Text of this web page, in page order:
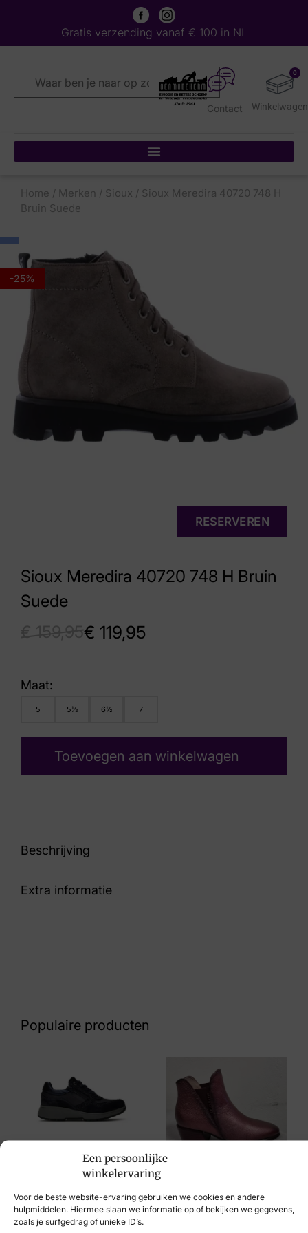
Een persoonlijke
winkelervaring
Voor de beste website-ervaring gebruiken we cookies en andere
hulpmiddelen. Hiermee slaan we informatie op of bekijken we gegevens,
zoals je surfgedrag of unieke ID’s.
Gratis verzending vanaf € 100 in NL
0
Contact
Home / Merken / Sioux / Sioux Meredira 40720 748 H
Bruin Suede
-25%
Sioux Meredira 40720 748 H Bruin
Suede
€ 119,95
RESERVEREN
Maat:
5 5½ 6½ 7
Toevoegen aan winkelwagen
Beschrijving
88 Meredira 40720 748 H
Extra informatie
Merk
Artikelnummer
Meredira 40720 748 H
Populaire producten